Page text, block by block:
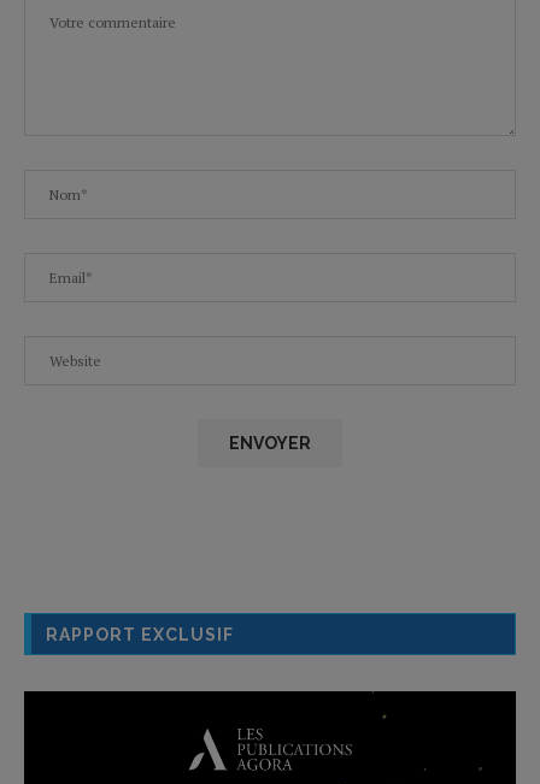
RAPPORT EXCLUSIF